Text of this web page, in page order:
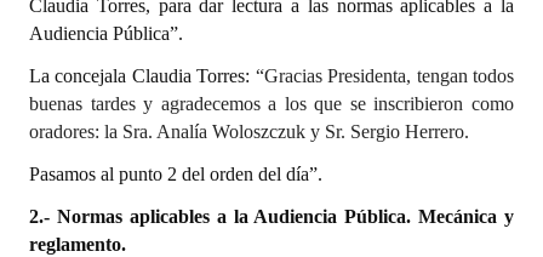
Antiguos Pobladores - Registro
Reconocimientos - Registro
Bariloche, Municipio intercultural
Entrega de distinciones
REFORMA DE LA CARTA ORGÁNICA
Claudia Torres, para dar lectura a las normas aplicables a la
Audiencia Pública”.
La concejala Claudia Torres: “Gracias Presidenta, tengan todos
buenas tardes y agradecemos a los que se inscribieron como
oradores: la Sra. Analía Woloszczuk y Sr. Sergio Herrero.
Pasamos al punto 2 del orden del día”.
2.- Normas aplicables a la Audiencia Pública. Mecánica y
reglamento.